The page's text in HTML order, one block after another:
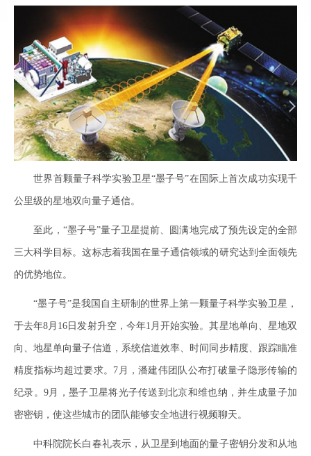
世界首颗量子科学实验卫星“墨子号”在国际上首次成功实现千
公里级的星地双向量子通信。
至此，“墨子号”量子卫星提前、圆满地完成了预先设定的全部
三大科学目标。这标志着我国在量子通信领域的研究达到全面领先
的优势地位。
“墨子号”是我国自主研制的世界上第一颗量子科学实验卫星，
于去年8月16日发射升空，今年1月开始实验。其星地单向、星地双
向、地星单向量子信道，系统信道效率、时间同步精度、跟踪瞄准
精度指标均超过要求。7月，潘建伟团队公布打破量子隐形传输的
纪录。9月，墨子卫星将光子传送到北京和维也纳，并生成量子加
密密钥，使这些城市的团队能够安全地进行视频聊天。
中科院院长白春礼表示，从卫星到地面的量子密钥分发和从地